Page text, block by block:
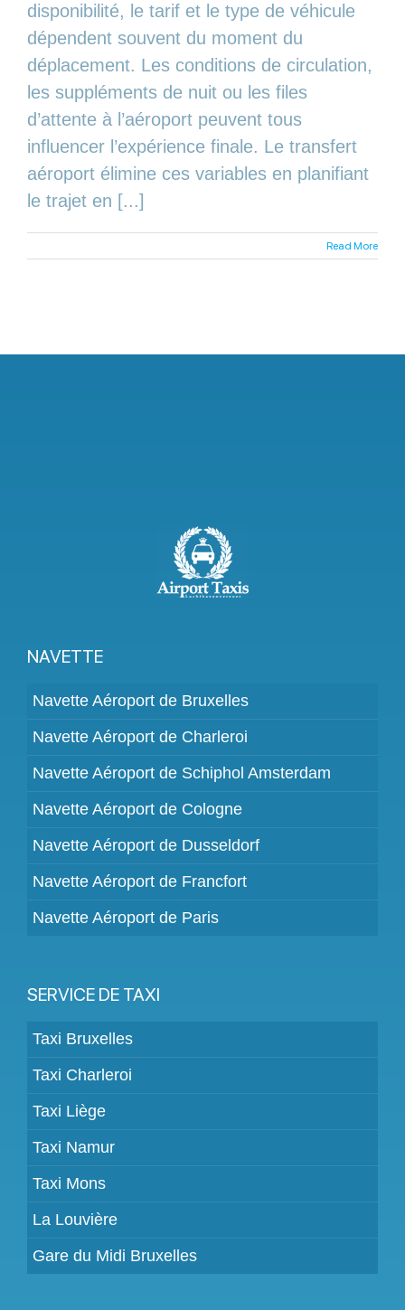
disponibilité, le tarif et le type de véhicule
dépendent souvent du moment du
déplacement. Les conditions de circulation,
les suppléments de nuit ou les files
d’attente à l’aéroport peuvent tous
influencer l’expérience finale. Le transfert
aéroport élimine ces variables en planifiant
le trajet en [...]
Read More
NAVETTE
Navette Aéroport de Bruxelles
Navette Aéroport de Charleroi
Navette Aéroport de Schiphol Amsterdam
Navette Aéroport de Cologne
Navette Aéroport de Dusseldorf
Navette Aéroport de Francfort
Navette Aéroport de Paris
SERVICE DE TAXI
Taxi Bruxelles
Taxi Charleroi
Taxi Liège
Taxi Namur
Taxi Mons
La Louvière
Gare du Midi Bruxelles